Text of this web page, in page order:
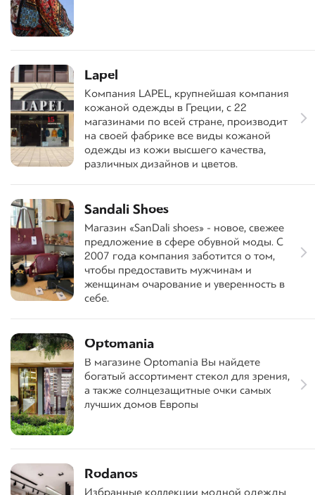
Lapel
Компания LAPEL, крупнейшая компания
кожаной одежды в Греции, с 22
магазинами по всей стране, производит
на своей фабрике все виды кожаной
одежды из кожи высшего качества,
различных дизайнов и цветов.
Sandali Shoes
Магазин «SanDali shoes» - новое, свежее
предложение в сфере обувной моды. С
2007 года компания заботится о том,
чтобы предоставить мужчинам и
женщинам очарование и уверенность в
себе.
Optomania
В магазине Optomania Вы найдете
богатый ассортимент стекол для зрения,
а также солнцезащитные очки самых
лучших домов Европы
Rodanos